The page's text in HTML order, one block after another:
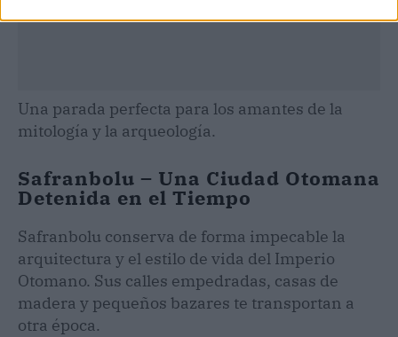
Una parada perfecta para los amantes de la
mitología y la arqueología.
Safranbolu – Una Ciudad Otomana
Detenida en el Tiempo
Safranbolu conserva de forma impecable la
arquitectura y el estilo de vida del Imperio
Otomano. Sus calles empedradas, casas de
madera y pequeños bazares te transportan a
otra época.